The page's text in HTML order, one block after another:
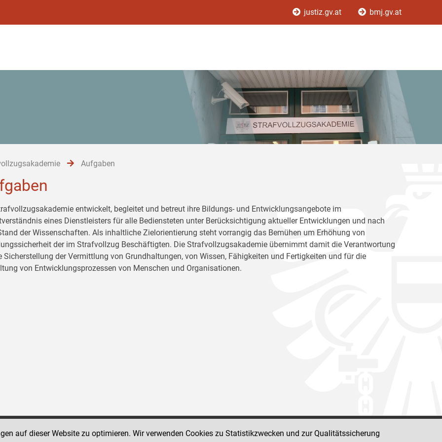
justiz.gv.at bmj.gv.at
Aufgaben
entwickelt, begleitet und betreut ihre Bildungs- und Entwicklungsangebote im
eines Dienstleisters für alle Bediensteten unter Berücksichtigung aktueller Entwicklungen und nach
der Wissenschaften. Als inhaltliche Zielorientierung steht vorrangig das Bemühen um Erhöhung von
der im Strafvollzug Beschäftigten. Die Strafvollzugsakademie übernimmt damit die Verantwortung
Sicherstellung der Vermittlung von Grundhaltungen, von Wissen, Fähigkeiten und Fertigkeiten und für die
von Entwicklungsprozessen von Menschen und Organisationen.
Social Media Kanäle
auf dieser Website zu optimieren. Wir verwenden Cookies zu Statistikzwecken und zur Qualitätssicherung